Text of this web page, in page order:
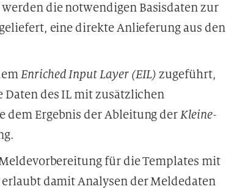
die notwendigen Basisdaten zur
eine direkte Anlieferung aus den
Enriched Input Layer (EIL) zugeführt,
des IL mit zusätzlichen
dem Ergebnis der Ableitung derKleine-
für die Templates mit
damit Analysen der Meldedaten